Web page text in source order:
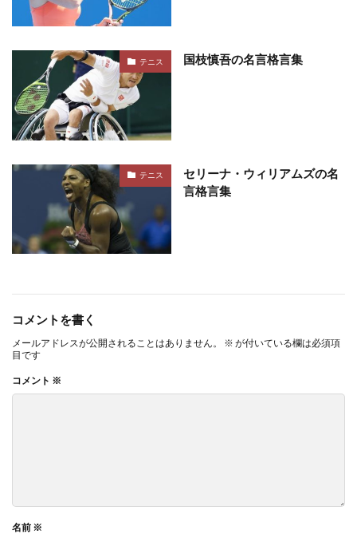
テニス 国枝慎吾の名言格言集
テニス
セリーナ・ウィリアムズの名
言格言集
コメントを書く
メールアドレスが公開されることはありません。 ※ が付いている欄は必須項
目です
コメント ※
名前 ※